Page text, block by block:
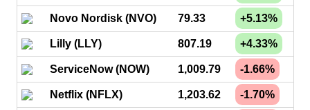
Novo Nordisk (NVO) 79.33 +5.13%
Lilly (LLY) 807.19 +4.33%
ServiceNow (NOW) 1,009.79 -1.66%
Netflix (NFLX) 1,203.62 -1.70%